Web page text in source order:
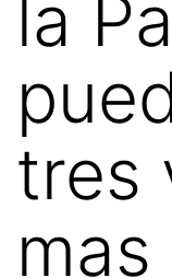
de
los
Mayores
la
tres